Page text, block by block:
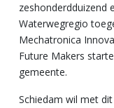
zeshonderdduizend
Waterwegregio
Mechatronica
Future Makers
gemeente.
Schiedam wil met